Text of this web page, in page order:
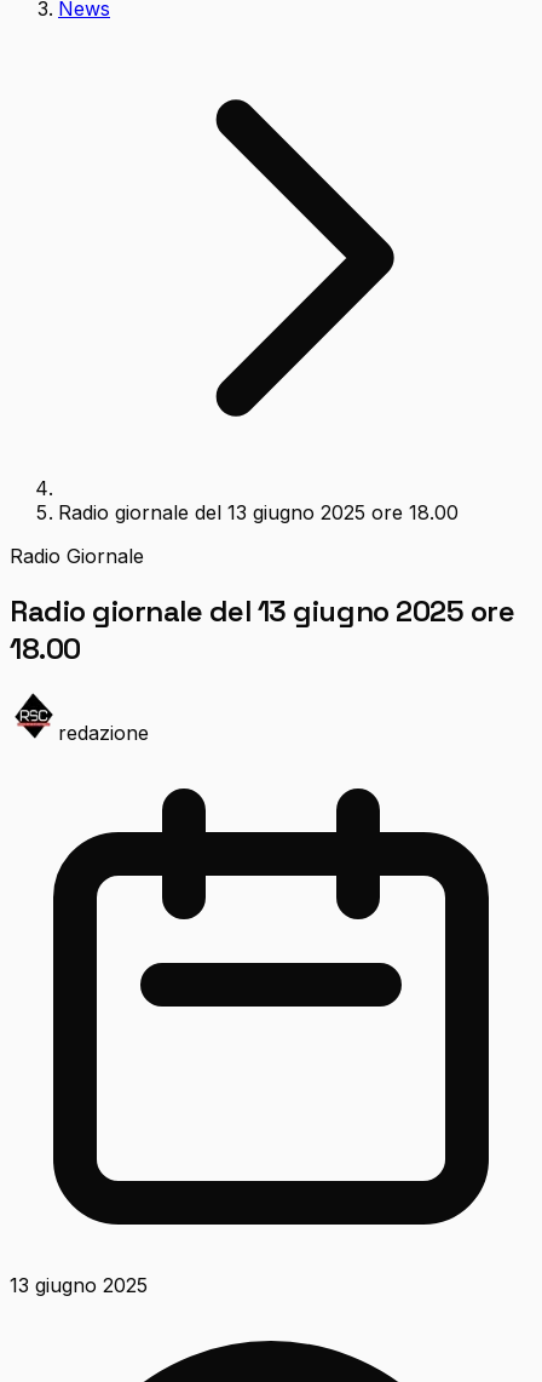
News
Radio giornale del 13 giugno 2025 ore 18.00
Radio Giornale
Radio giornale del 13 giugno 2025 ore
18.00
redazione
13 giugno 2025